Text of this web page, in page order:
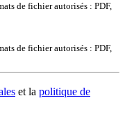
de fichier autorisés : PDF,
de fichier autorisés : PDF,
et la politique de